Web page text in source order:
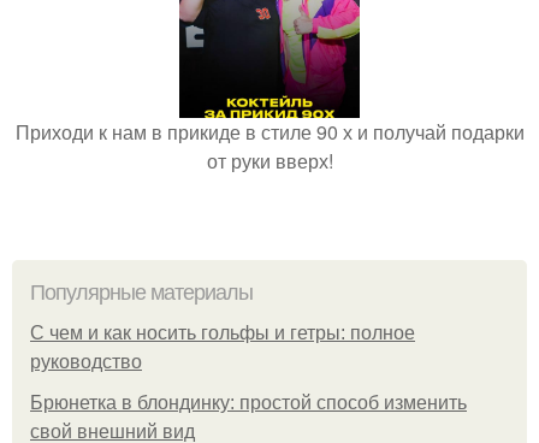
Приходи к нам в прикиде в стиле 90 х и получай подарки
от руки вверх!
Популярные материалы
С чем и как носить гольфы и гетры: полное
руководство
Брюнетка в блондинку: простой способ изменить
свой внешний вид